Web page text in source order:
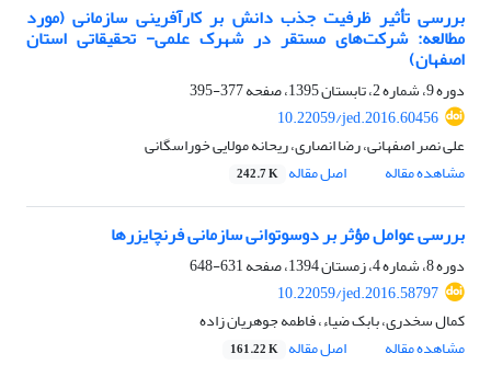
بررسی تأثیر ظرفیت جذب دانش بر کارآفرینی سازمانی (مورد
مطالعه: شرکت‌های مستقر در شهرک علمی- تحقیقاتی استان
اصفهان)
دوره 9، شماره 2، تابستان 1395، صفحه
377-395
10.22059/jed.2016.60456
علی نصر اصفهانی، رضا انصاری، ریحانه مولایی خوراسگانی
مشاهده مقاله
اصل مقاله 242.7 K
بررسی عوامل مؤثر بر دوسوتوانی سازمانی فرنچایزرها
دوره 8، شماره 4، زمستان 1394، صفحه
631-648
10.22059/jed.2016.58797
کمال سخدری، بابک ضیاء، فاطمه جوهریان زاده
مشاهده مقاله
اصل مقاله 161.22 K